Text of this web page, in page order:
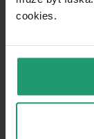
cookies.​
OWNERSHIP
FULLY